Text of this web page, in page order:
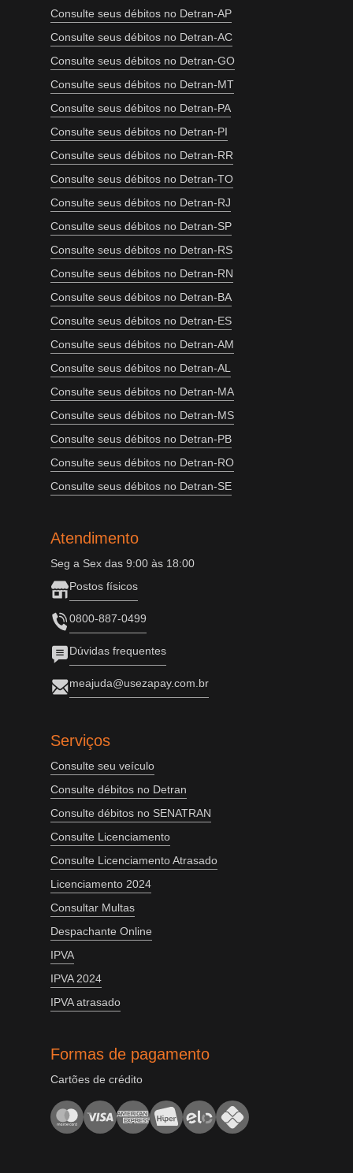
Consulte seus débitos no Detran-AP
Consulte seus débitos no Detran-AC
Consulte seus débitos no Detran-GO
Consulte seus débitos no Detran-MT
Consulte seus débitos no Detran-PA
Consulte seus débitos no Detran-PI
Consulte seus débitos no Detran-RR
Consulte seus débitos no Detran-TO
Consulte seus débitos no Detran-RJ
Consulte seus débitos no Detran-SP
Consulte seus débitos no Detran-RS
Consulte seus débitos no Detran-RN
Consulte seus débitos no Detran-BA
Consulte seus débitos no Detran-ES
Consulte seus débitos no Detran-AM
Consulte seus débitos no Detran-AL
Consulte seus débitos no Detran-MA
Consulte seus débitos no Detran-MS
Consulte seus débitos no Detran-PB
Consulte seus débitos no Detran-RO
Consulte seus débitos no Detran-SE
Atendimento
Seg a Sex das 9:00 às 18:00
Postos físicos
0800-887-0499
Dúvidas frequentes
meajuda@usezapay.com.br
Serviços
Consulte seu veículo
Consulte débitos no Detran
Consulte débitos no SENATRAN
Consulte Licenciamento
Consulte Licenciamento Atrasado
Licenciamento 2024
Consultar Multas
Despachante Online
IPVA
IPVA 2024
IPVA atrasado
Formas de pagamento
Cartões de crédito